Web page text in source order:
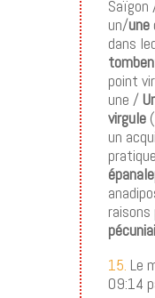
Saïgon
un/une
dans
point
une /
virgule(
un
15. Le
09:14